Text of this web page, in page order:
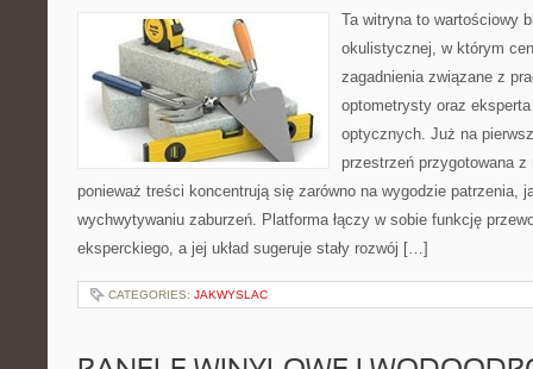
Ta witryna to wartościowy
okulistycznej, w którym
zagadnienia związane z
optometrysty oraz
optycznych. Już na
przestrzeń przygotowana
ponieważ treści koncentrują się zarówno na wygodzie patrzenia,
wychwytywaniu zaburzeń. Platforma łączy w sobie funkcję
eksperckiego, a jej układ sugeruje stały rozwój […]
CATEGORIES: JAKWYSLAC